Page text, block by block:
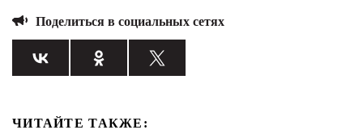
Поделиться в социальных сетях
ЧИТАЙТЕ ТАКЖЕ: